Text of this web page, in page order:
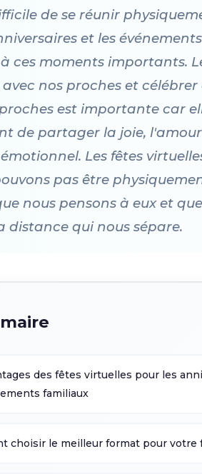
de se réunir
et les
ces moments importants.
nos proches et
est importante car
de partager la joie,
Les fêtes
pas être
nous pensons à eux et
distance qui nous sépare.
des fêtes virtuelles pour les
familiaux
choisir le meilleur format pour votre